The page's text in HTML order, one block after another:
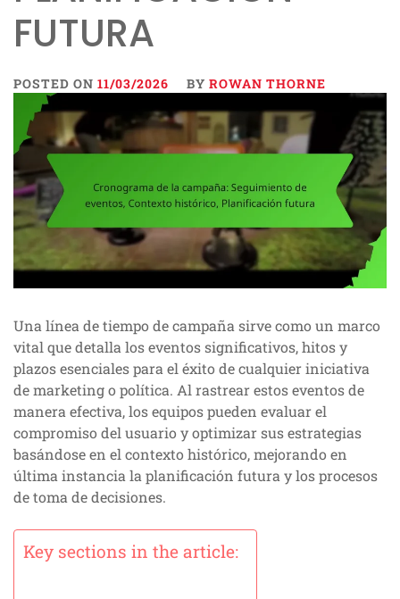
FUTURA
POSTED ON 11/03/2026 BY ROWAN THORNE
Una línea de tiempo de campaña sirve como un marco
vital que detalla los eventos significativos, hitos y
plazos esenciales para el éxito de cualquier iniciativa
de marketing o política. Al rastrear estos eventos de
manera efectiva, los equipos pueden evaluar el
compromiso del usuario y optimizar sus estrategias
basándose en el contexto histórico, mejorando en
última instancia la planificación futura y los procesos
de toma de decisiones.
Key sections in the article: